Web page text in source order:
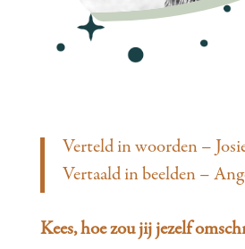
Verteld in woorden –
Vertaald in beelden –
Kees, hoe zou jij jezelf